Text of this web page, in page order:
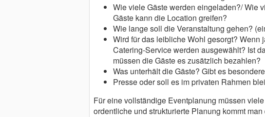
Wie viele Gäste werden eingeladen?/ Wie
Gäste kann die Location greifen?
Wie lange soll die Veranstaltung gehen?
Wird für das leibliche Wohl gesorgt? Wenn
Catering-Service werden ausgewählt? Ist
müssen die Gäste es zusätzlich bezahlen?
Was unterhält die Gäste? Gibt es
Presse oder soll es im privaten Rahmen
Für eine vollständige Eventplanung müssen
ordentliche und strukturierte Planung kommt